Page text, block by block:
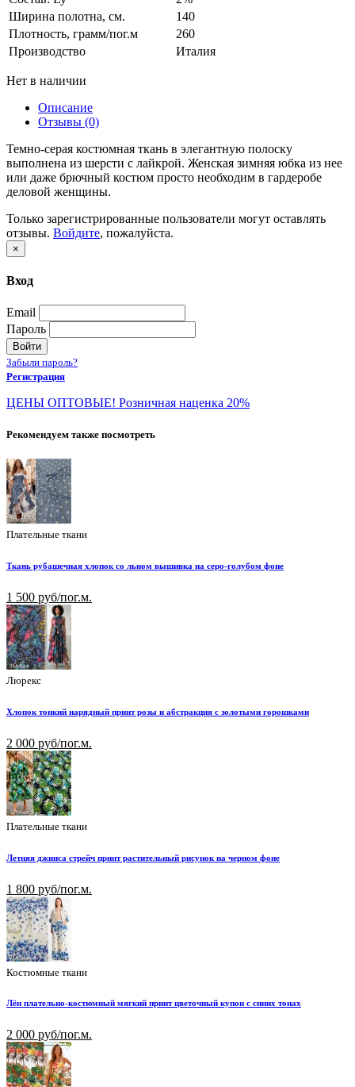
Ширина полотна, см.
140
Плотность, грамм/пог.м
260
Производство
Италия
Нет в наличии
Описание
Отзывы (0)
Темно-серая костюмная ткань в элегантную полоску
выполнена из шерсти с лайкрой. Женская зимняя юбка из нее
или даже брючный костюм просто необходим в гардеробе
деловой женщины.
Только зарегистрированные пользователи могут оставлять
отзывы. Войдите, пожалуйста.
×
Вход
Email
Пароль
Войти
Забыли пароль?
Регистрация
ЦЕНЫ ОПТОВЫЕ! Розничная наценка 20%
Рекомендуем также посмотреть
Плательные ткани
Ткань рубашечная хлопок со льном вышивка на серо-голубом фоне
1 500 руб/пог.м.
Люрекс
Хлопок тонкий нарядный принт розы и абстракция с золотыми горошками
2 000 руб/пог.м.
Плательные ткани
Летняя джинса стрейч принт растительный рисунок на черном фоне
1 800 руб/пог.м.
Костюмные ткани
Лён плательно-костюмный мягкий принт цветочный купон с синих тонах
2 000 руб/пог.м.